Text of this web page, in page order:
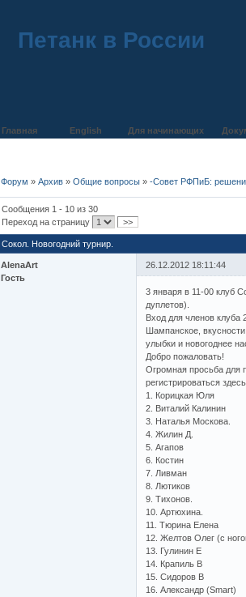
Петанк в России
Главная English Для начинающих
Форум »Архив »Общие вопросы »-Совет РФПиБ:
Сообщения 1 - 10 из 30
Переход на страницу
>>
Сокол. Новогодний турнир.
AlenaArt
Гость
26.12.2012 18:11:44
3 января в 11-00 клуб
дуплетов).
Вход для членов клуба
Шампанское,
улыбки и новогоднее
Добро пожаловать!
Огромная просьба для
регистрироваться здесь.
1. Корицкая Юля
2. Виталий Калинин
3. Наталья Москова.
4. Жилин Д.
5. Агапов
6. Костин
7. Ливман
8. Лютиков
9. Тихонов.
10. Артюхина.
11. Тюрина Елена
12. Желтов Олег (с
13. Гулинин Е
14. Крапиль В
15. Сидоров В
16. Александр (Smart)